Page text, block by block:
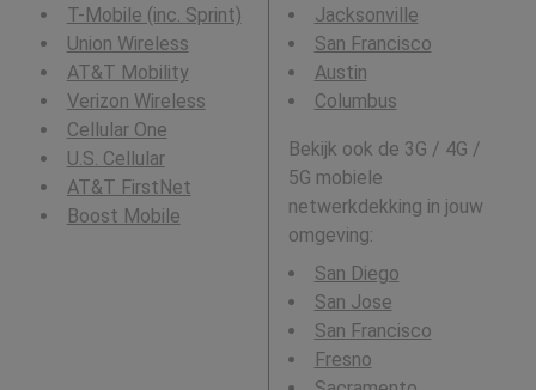
T-Mobile (inc. Sprint)
Union Wireless
AT&T Mobility
Verizon Wireless
Cellular One
U.S. Cellular
AT&T FirstNet
Boost Mobile
Jacksonville
San Francisco
Austin
Columbus
Bekijk ook de 3G / 4G /
5G mobiele
netwerkdekking in jouw
omgeving:
San Diego
San Jose
San Francisco
Fresno